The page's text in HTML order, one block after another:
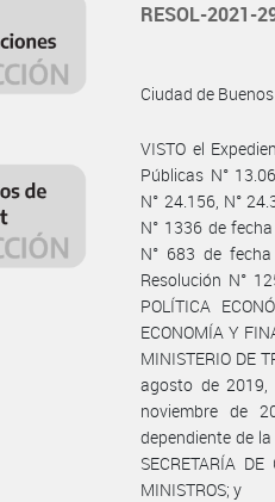
RESOL-2021-
Ciudad de
VISTO el
Públicas N°
N° 24.156, N°
N° 1336 de
N° 683 de
Resolución N°
POLÍTICA
ECONOMÍA Y
MINISTERIO DE
agosto de
noviembre de
dependiente de la
SECRETARÍA
MINISTROS; y